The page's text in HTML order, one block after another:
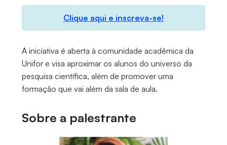
Clique aqui e inscreva-se!
A iniciativa é aberta à comunidade acadêmica da
Unifor e visa aproximar os alunos do universo da
pesquisa científica, além de promover uma
formação que vai além da sala de aula.
Sobre a palestrante